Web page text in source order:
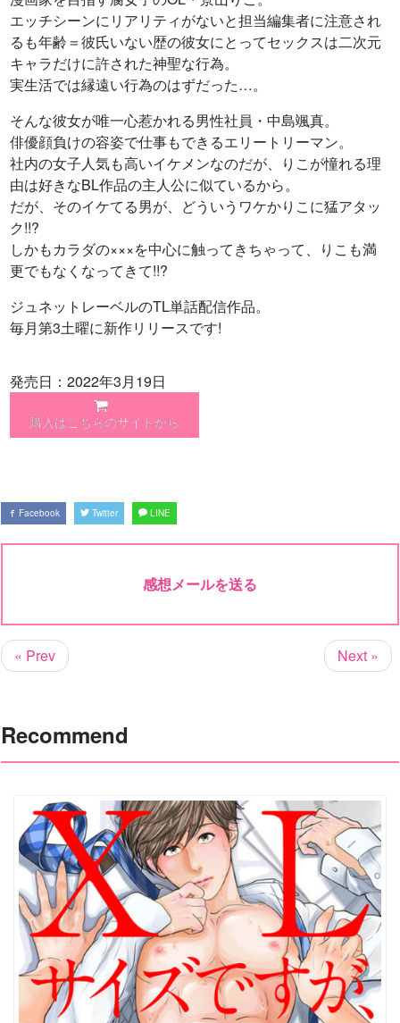
エッチシーンにリアリティがないと担当編集者に注意され
るも年齢＝彼氏いない歴の彼女にとってセックスは二次元
キャラだけに許された神聖な行為。
実生活では縁遠い行為のはずだった…。
そんな彼女が唯一心惹かれる男性社員・中島颯真。
俳優顔負けの容姿で仕事もできるエリートリーマン。
社内の女子人気も高いイケメンなのだが、りこが憧れる理
由は好きなBL作品の主人公に似ているから。
だが、そのイケてる男が、どういうワケかりこに猛アタッ
ク!!?
しかもカラダの×××を中心に触ってきちゃって、りこも満
更でもなくなってきて!!?
ジュネットレーベルのTL単話配信作品。
毎月第3土曜に新作リリースです!
発売日：2022年3月19日
購入はこちらのサイトから
Facebook Twitter LINE
感想メールを送る
« Prev Next »
Recommend